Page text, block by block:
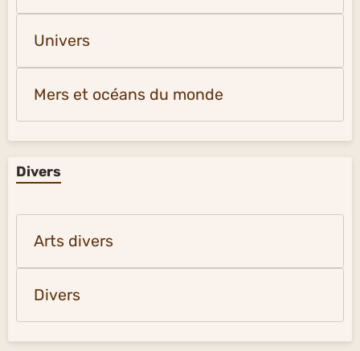
Univers
Mers et océans du monde
Divers
Arts divers
Divers